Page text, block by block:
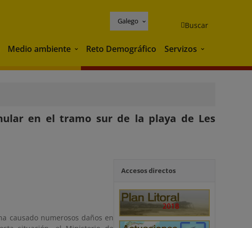
Galego Buscar
Medio ambiente Medio ambiente
Reto Demográfico Servizos Servizos
en el tramo sur de la playa de Les
causado numerosos daños en
Accesos directos